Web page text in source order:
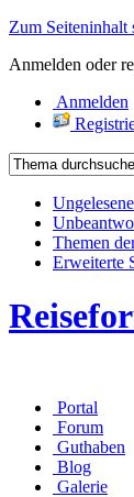
Zum Seiteninhalt
Anmelden oder
Anmelden
Themen
Erweiterte
Portal
Forum
Guthaben
Blog
Galerie